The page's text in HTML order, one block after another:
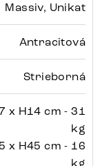
Massiv, Unikat
Antracitová
Strieborná
x H14 cm - 31
kg
x H45 cm - 16
kg